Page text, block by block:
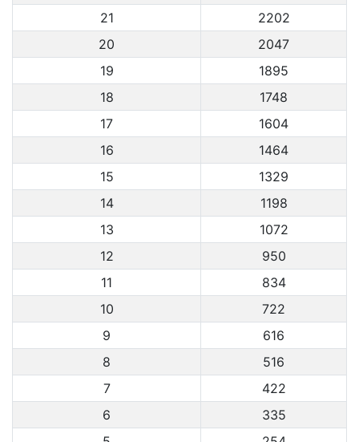
21
2202
20
2047
19
1895
18
1748
17
1604
16
1464
15
1329
14
1198
13
1072
12
950
11
834
10
722
9
616
8
516
7
422
6
335